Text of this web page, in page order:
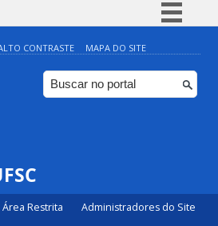
Simplifique!
Comunica BR
Participe
CONTRASTE MAPA DO SITE
Área Restrita Administradores do Site